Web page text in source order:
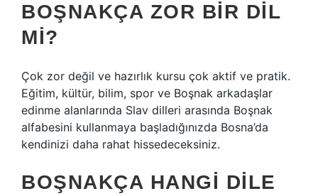
BOŞNAKÇA ZOR BIR DIL
MI?
Çok zor değil ve hazırlık kursu çok aktif ve pratik.
Eğitim, kültür, bilim, spor ve Boşnak arkadaşlar
edinme alanlarında Slav dilleri arasında Boşnak
alfabesini kullanmaya başladığınızda Bosna’da
kendinizi daha rahat hissedeceksiniz.
BOŞNAKÇA HANGI DILE